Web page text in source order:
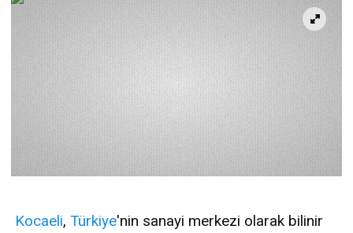
Kocaeli, Türkiye'nin sanayi merkezi olarak bilinir